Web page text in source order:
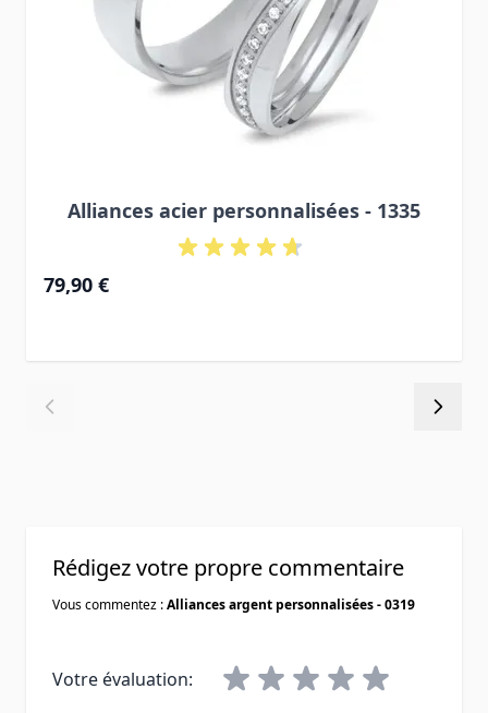
Alliances acier personnalisées - 1335
79,90 €
Rédigez votre propre commentaire
Vous commentez :Alliances argent personnalisées - 0319
Votre évaluation: